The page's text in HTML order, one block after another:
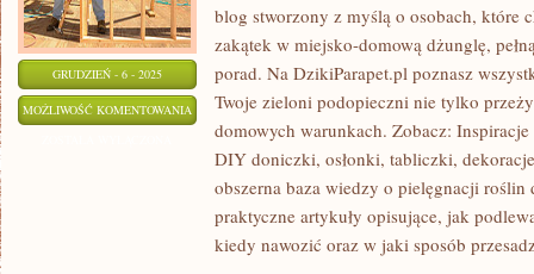
GRUDZIEŃ - 6 - 2025
MOŻLIWOŚĆ KOMENTOWANIA ROŚLINY
ODSTRASZAJĄCE
SZKODNIKI
blog stworzony z myślą o osobach, które
zakątek w miejsko-domową dżunglę,
porad. Na DzikiParapet.pl poznasz
Twoje zieloni podopieczni nie tylko
domowych warunkach. Zobacz:
DIY doniczki, osłonki, tabliczki,
obszerna baza wiedzy o pielęgnacji
praktyczne artykuły opisujące, jak
kiedy nawozić oraz w jaki sposób